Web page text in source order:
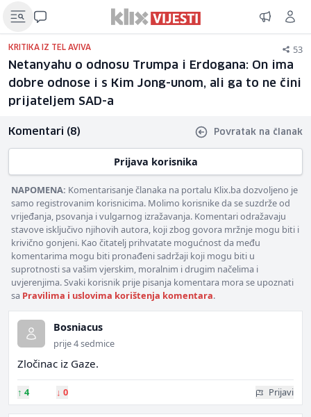
KRITIKA IZ TEL AVIVA 53
Netanyahu o odnosu Trumpa i Erdogana: On ima
dobre odnose i s Kim Jong-unom, ali ga to ne čini
prijateljem SAD-a
Komentari (8) Povratak na članak
Prijava korisnika
NAPOMENA: Komentarisanje članaka na portalu Klix.ba dozvoljeno je
samo registrovanim korisnicima. Molimo korisnike da se suzdrže od
vrijeđanja, psovanja i vulgarnog izražavanja. Komentari odražavaju
stavove isključivo njihovih autora, koji zbog govora mržnje mogu biti i
krivično gonjeni. Kao čitatelj prihvatate mogućnost da među
komentarima mogu biti pronađeni sadržaji koji mogu biti u
suprotnosti sa vašim vjerskim, moralnim i drugim načelima i
uvjerenjima. Svaki korisnik prije pisanja komentara mora se upoznati
sa Pravilima i uslovima korištenja komentara.
Bosniacus
prije 4 sedmice
Zločinac iz Gaze.
↑ 4 ↓ 0 Prijavi